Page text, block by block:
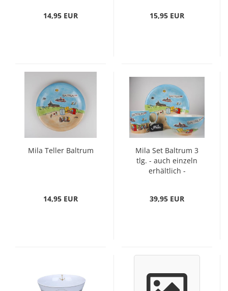
14,95 EUR 15,95 EUR
Mila Teller Baltrum
14,95 EUR
Mila Set Baltrum 3
tlg. - auch einzeln
erhältlich -
39,95 EUR